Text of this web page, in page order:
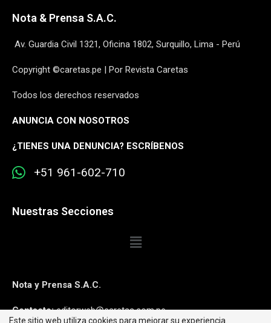
Nota & Prensa S.A.C.
Av. Guardia Civil 1321, Oficina 1802, Surquillo, Lima - Perú
Copyright ©caretas.pe | Por Revista Caretas
Todos los derechos reservados
ANUNCIA CON NOSOTROS
¿TIENES UNA DENUNCIA? ESCRÍBENOS
+51 961-602-710
Nuestras Secciones
Nota y Prensa S.A.C.
Contacto:editorweb@caretas.com.pe
Este sitio web utiliza cookies para mejorar su experiencia.